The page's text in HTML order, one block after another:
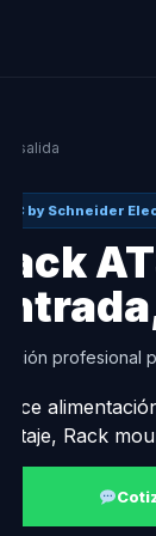
salida
APC by Schneider
Rack
profesional
Rack